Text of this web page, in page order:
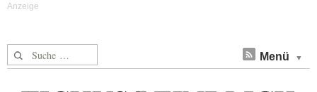
Suche nach: Menü